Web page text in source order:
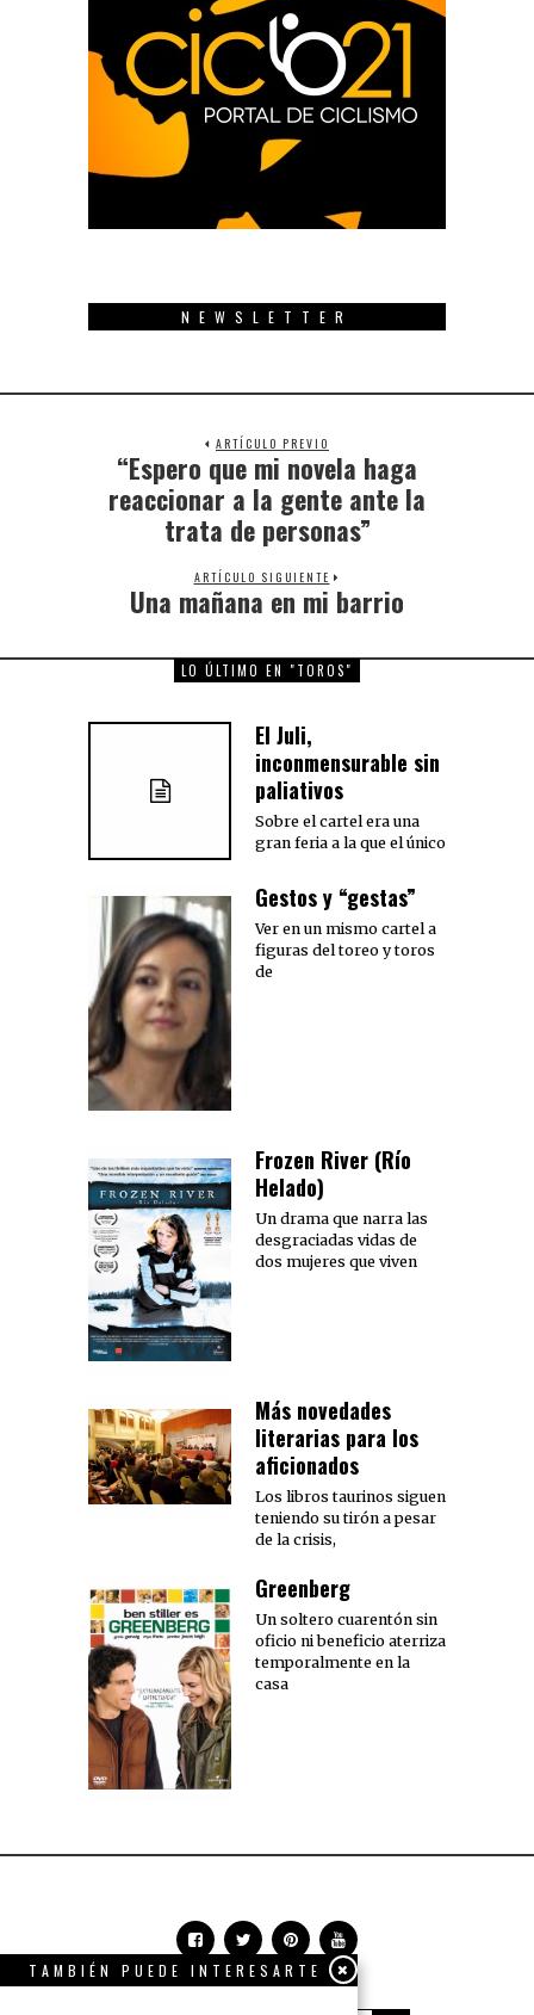
NEWSLETTER
ARTÍCULO PREVIO
Previous
“Espero que mi novela haga
reaccionar a la gente ante la
trata de personas”
ARTÍCULO SIGUIENTE
Next
Una mañana en mi barrio
LO ÚLTIMO EN "TOROS"
El Juli,
inconmensurable sin
paliativos
Sobre el cartel era una
gran feria a la que el único
Gestos y “gestas”
Ver en un mismo cartel a
figuras del toreo y toros
de
Frozen River (Río
Helado)
Un drama que narra las
desgraciadas vidas de
dos mujeres que viven
Más novedades
literarias para los
aficionados
Los libros taurinos siguen
teniendo su tirón a pesar
de la crisis,
Greenberg
Un soltero cuarentón sin
oficio ni beneficio aterriza
temporalmente en la
casa
TAMBIÉN PUEDE INTERESARTE